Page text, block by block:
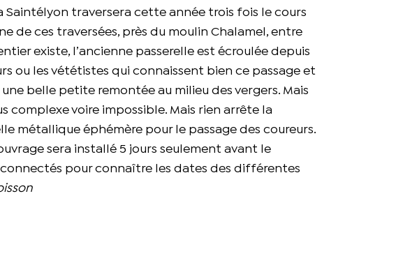
Saintélyon traversera cette année trois fois le cours
de ces traversées, près du moulin Chalamel, entre
existe, l’ancienne passerelle est écroulée depuis
ou les vététistes qui connaissent bien ce passage et
belle petite remontée au milieu des vergers. Mais
complexe voire impossible. Mais rien arrête la
métallique éphémère pour le passage des coureurs.
sera installé 5 jours seulement avant le
pour connaître les dates des différentes